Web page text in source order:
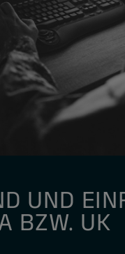
UND
BZW. UK